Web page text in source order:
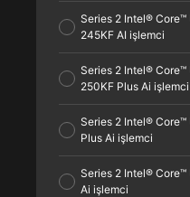
Series 2 Intel® Core™
245KF AI işlemci
Series 2 Intel® Core™
250KF Plus Ai işlemci
Series 2 Intel®
Plus Ai işlemci
Series 2 Intel® Core™
Ai işlemci